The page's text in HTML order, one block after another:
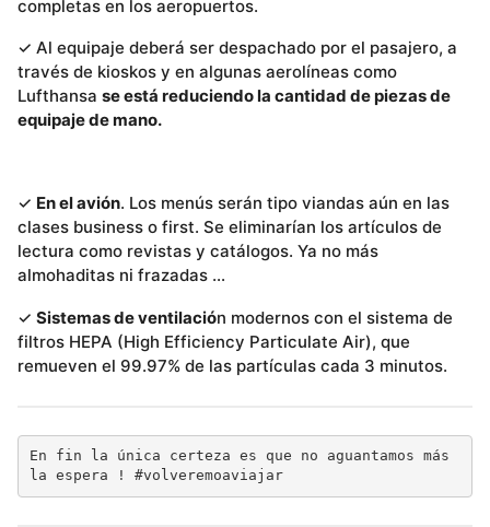
completas en los aeropuertos.
✓ Al equipaje deberá ser despachado por el pasajero, a
través de kioskos y en algunas aerolíneas como
Lufthansa se está reduciendo la cantidad de piezas de
equipaje de mano.
✓ En el avión. Los menús serán tipo viandas aún en las
clases business o first. Se eliminarían los artículos de
lectura como revistas y catálogos. Ya no más
almohaditas ni frazadas …
✓ Sistemas de ventilación modernos con el sistema de
filtros HEPA (High Efficiency Particulate Air), que
remueven el 99.97% de las partículas cada 3 minutos.
En fin la única certeza es que no aguantamos más
la espera ! #volveremoaviajar